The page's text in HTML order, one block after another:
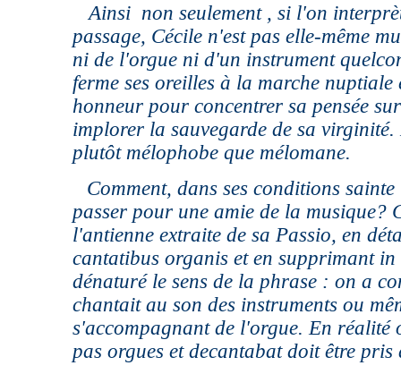
Ainsi non seulement , si l'on
passage, Cécile n'est pas elle-même
ni de l'orgue ni d'un instrument
ferme ses oreilles à la marche nuptiale
honneur pour concentrer sa pensée
implorer la sauvegarde de sa
plutôt mélophobe que mélomane.
Comment, dans ses conditions
passer pour une amie de la musique?
l'antienne extraite de sa Passio, en
cantatibus organis et en supprimant in
dénaturé le sens de la phrase : on a
chantait au son des instruments ou
s'accompagnant de l'orgue. En réalité
pas orgues et decantabat doit être pris